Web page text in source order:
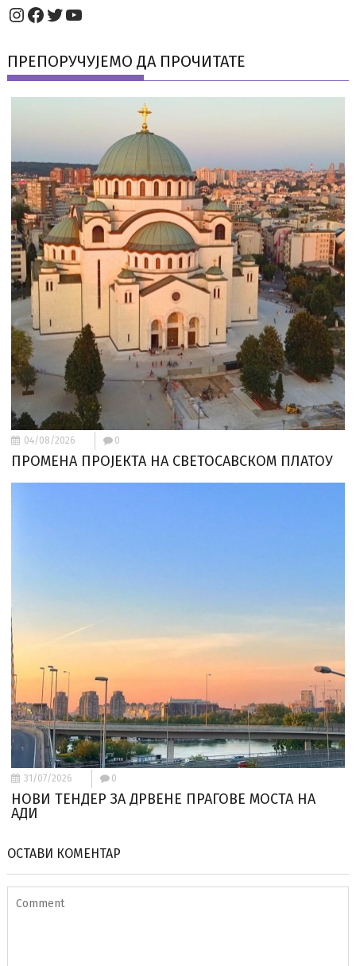
Instagram
Facebook
Twitter
YouTube
ПРЕПОРУЧУЈЕМО ДА ПРОЧИТАТЕ
04/08/2026 0
ПРОМЕНА ПРОЈЕКТА НА СВЕТОСАВСКОМ ПЛАТОУ
31/07/2026 0
НОВИ ТЕНДЕР ЗА ДРВЕНЕ ПРАГОВЕ МОСТА НА
АДИ
ОСТАВИ КОМЕНТАР